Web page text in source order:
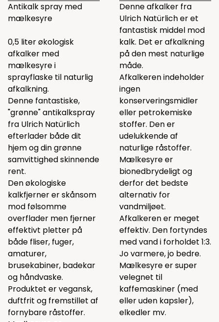
Antikalk spray med
mælkesyre
0,5 liter økologisk
afkalker med
mælkesyre i
sprayflaske til naturlig
afkalkning.
Denne fantastiske,
"grønne" antikalkspray
fra Ulrich Natürlich
efterlader både dit
hjem og din grønne
samvittighed skinnende
rent.
Den økologiske
kalkfjerner er skånsom
mod følsomme
overflader men fjerner
effektivt pletter på
både fliser, fuger,
amaturer,
brusekabiner, badekar
og håndvaske.
Produktet er vegansk,
duftfrit og fremstillet af
fornybare råstoffer.
Denne afkalker fra
Ulrich Natürlich er et
fantastisk middel mod
kalk. Det er afkalkning
på den mest naturlige
måde.
Afkalkeren indeholder
ingen
konserveringsmidler
eller petrokemiske
stoffer. Den er
udelukkende af
naturlige råstoffer.
Mælkesyre er
bionedbrydeligt og
derfor det bedste
alternativ for
vandmiljøet.
Afkalkeren er meget
effektiv. Den fortyndes
med vand i forholdet 1:3.
Jo varmere, jo bedre.
Mælkesyre er super
velegnet til
kaffemaskiner (med
eller uden kapsler),
elkedler mv.